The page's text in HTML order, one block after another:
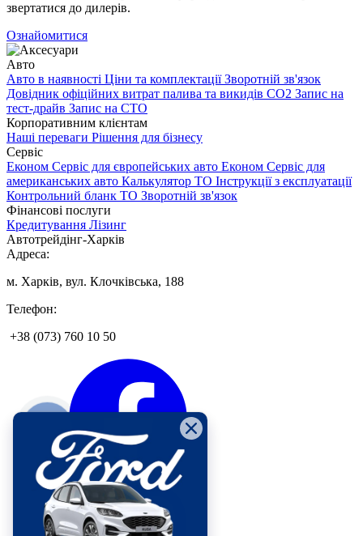
звертатися до дилерів.
Ознайомитися
Авто
Авто в наявності Ціни та комплектаціїЗворотній зв'язок
Довідник офіційних витрат палива та викидів СО2 Запис на
тест-драйв Запис на СТО
Корпоративним клієнтам
Наші переваги Рішення для бізнесу
Сервіс
Економ Сервіс для європейських авто Економ Сервіс для
американських авто Калькулятор ТО Інструкції з експлуатації
Контрольний бланк ТО Зворотній зв'язок
Фінансові послуги
Кредитування Лізинг
Автотрейдінг-Харків
Адреса:
м. Харків, вул. Клочківська, 188
Телефон:
+38 (073) 760 10 50
ЗВ'ЯЗКУ